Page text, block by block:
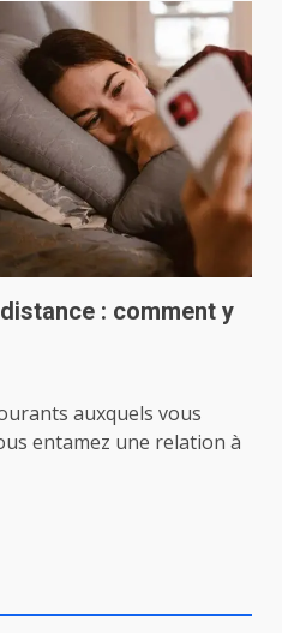
: comment y
auxquels vous
entamez une relation à